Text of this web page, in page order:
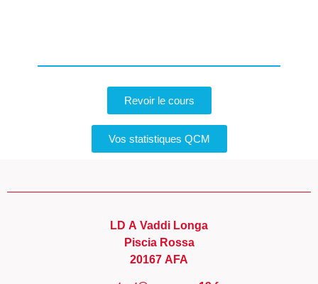
Revoir le cours
Vos statistiques QCM
LD A Vaddi Longa
Piscia Rossa
20167 AFA